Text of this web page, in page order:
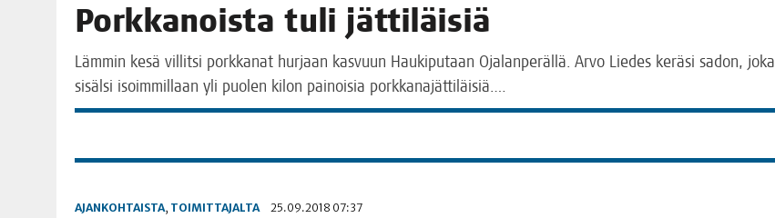
Pork­ka­nois­ta tuli jättiläisiä
Läm­min kesä vil­lit­si pork­ka­nat hur­jaan kas­vuun Hau­ki­pu­taan Oja­lan­pe­räl­lä. Arvo Lie­des kerä­si sadon, joka
sisäl­si isoim­mil­laan yli puo­len kilon pai­noi­sia porkkanajättiläisiä.…
AJANKOHTAISTA, TOIMITTAJALTA 25.09.2018 07:37